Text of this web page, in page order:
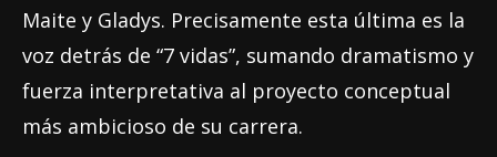
Maite y Gladys. Precisamente esta última es la
voz detrás de “7 vidas”, sumando dramatismo y
fuerza interpretativa al proyecto conceptual
más ambicioso de su carrera.